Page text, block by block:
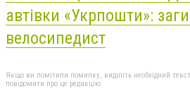
автівки «Укрпошти»:
велосипедист
Якщо ви помітили помилку, виділіть необхідний
повідомити про це редакцію